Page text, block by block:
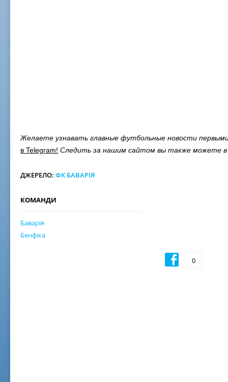
Желаете узнавать главные футбольные новости
в Telegram! Следить за нашим сайтом вы также можете в
ДЖЕРЕЛО: ФК БАВАРІЯ
КОМАНДИ
Баварія
Бенфіка
0